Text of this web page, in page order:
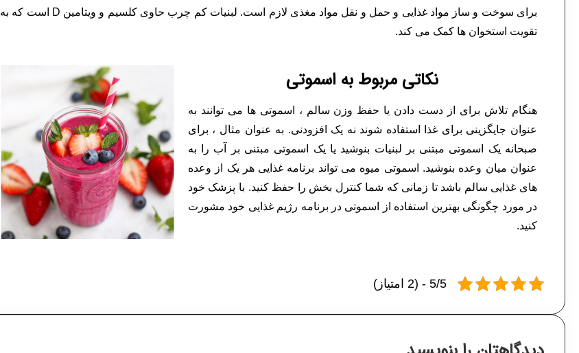
برای سوخت و ساز مواد غذایی و حمل و نقل مواد مغذی لازم است. لبنیات کم چرب حاوی کلسیم و ویتامین D است که به
تقویت استخوان ها کمک می کند.
نکاتی مربوط به اسموتی
هنگام تلاش برای از دست دادن یا حفظ وزن سالم ، اسموتی ها می توانند به
عنوان جایگزینی برای غذا استفاده شوند نه یک افزودنی. به عنوان مثال ، برای
صبحانه یک اسموتی مبتنی بر لبنیات بنوشید یا یک اسموتی مبتنی بر آب را به
عنوان میان وعده بنوشید. اسموتی میوه می تواند برنامه غذایی هر یک از وعده
های غذایی سالم باشد تا زمانی که شما کنترل بخش را حفظ کنید. با پزشک خود
در مورد چگونگی بهترین استفاده از اسموتی در برنامه رژیم غذایی خود مشورت
کنید.
5/5 - (2 امتیاز)